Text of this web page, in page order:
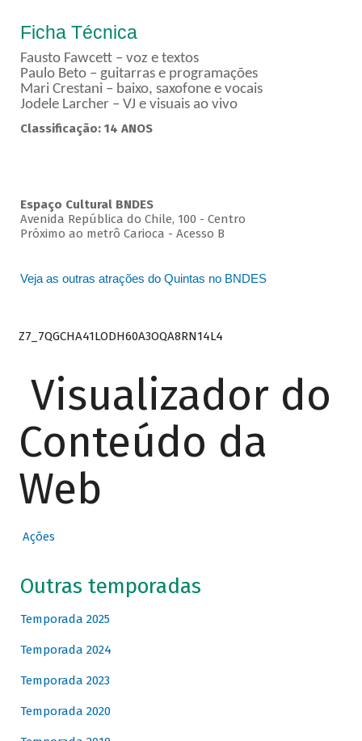
Ficha Técnica
Fausto Fawcett – voz e textos
Paulo Beto – guitarras e programações
Mari Crestani – baixo, saxofone e vocais
Jodele Larcher – VJ e visuais ao vivo
Classificação: 14 ANOS
Espaço Cultural BNDES
Avenida República do Chile, 100 - Centro
Próximo ao metrô Carioca - Acesso B
Veja as outras atrações do Quintas no BNDES
Z7_7QGCHA41LODH60A3OQA8RN14L4
Visualizador do
Conteúdo da
Web
Ações
Outras temporadas
Temporada 2025
Temporada 2024
Temporada 2023
Temporada 2020